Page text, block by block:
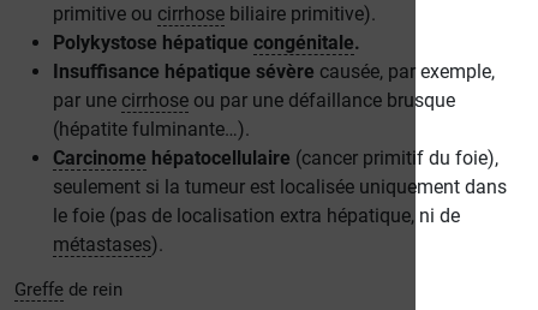
primitive ou cirrhose biliaire primitive).
Polykystose hépatique congénitale.
Insuffisance hépatique sévère causée, par exemple,
par une cirrhose ou par une défaillance brusque
(hépatite fulminante…).
Carcinome hépatocellulaire (cancer primitif du foie),
seulement si la tumeur est localisée uniquement dans
le foie (pas de localisation extra hépatique, ni de
métastases).
Greffe de rein